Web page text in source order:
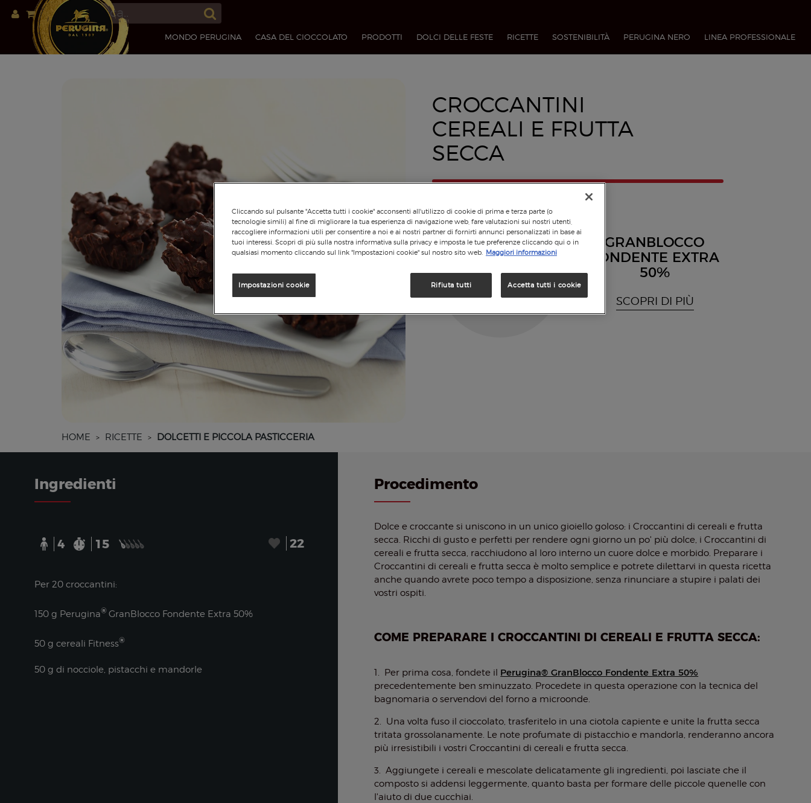
MONDO PERUGINA CASA DEL CIOCCOLATO PRODOTTI DOLCI DELLE FESTE RICETTE SOSTENIBILITÀ PERUGINA NERO LINEA PROFESSIONALE​
CROCCANTINI
CEREALI E FRUTTA
SECCA
GRANBLOCCO
FONDENTE EXTRA
50%
SCOPRI DI PIÙ
HOME > RICETTE > DOLCETTI E PICCOLA PASTICCERIA
Ingredienti
4 15 22
Per 20 croccantini:
150 g Perugina® GranBlocco Fondente Extra 50%
50 g cereali Fitness®
50 g di nocciole, pistacchi e mandorle
Procedimento
Dolce e croccante si uniscono in un unico gioiello goloso: i Croccantini di cereali e frutta
secca. Ricchi di gusto e perfetti per rendere ogni giorno un po' più dolce, i Croccantini di
cereali e frutta secca, racchiudono al loro interno un cuore dolce e morbido. Preparare i
Croccantini di cereali e frutta secca è molto semplice e potrete dilettarvi in questa ricetta
anche quando avrete poco tempo a disposizione, senza rinunciare a stupire i palati dei
vostri ospiti.
COME PREPARARE I CROCCANTINI DI CEREALI E FRUTTA SECCA:
1. Per prima cosa, fondete il Perugina® GranBlocco Fondente Extra 50%
precedentemente ben sminuzzato. Procedete in questa operazione con la tecnica del
bagnomaria o servendovi del forno a microonde.
2. Una volta fuso il cioccolato, trasferitelo in una ciotola capiente e unite la frutta secca
tritata grossolanamente. Le note profumate di pistacchio e mandorla, renderanno ancora
più irresistibili i vostri Croccantini di cereali e frutta secca.
3. Aggiungete i cereali e mescolate delicatamente gli ingredienti, poi lasciate che il
composto si addensi leggermente, quanto basta per formare delle piccole quenelle con
l'aiuto di due cucchiai.
Cliccando sul pulsante "Accetta tutti i cookie" acconsenti all'utilizzo di cookie di prima e terza parte (o
tecnologie simili) al fine di migliorare la tua esperienza di navigazione web, fare valutazioni sui nostri utenti,
raccogliere informazioni utili per consentire a noi e ai nostri partner di fornirti annunci personalizzati in base ai
tuoi interessi. Scopri di più sulla nostra informativa sulla privacy e imposta le tue preferenze cliccando qui o in
qualsiasi momento cliccando sul link "Impostazioni cookie" sul nostro sito web. Maggiori informazioni
Rifiuta tutti Accetta tutti i cookie
Impostazioni cookie